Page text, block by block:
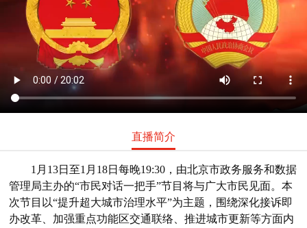
直播简介
1月13日至1月18日每晚19:30，由北京市政务服务和数据
管理局主办的“市民对话一把手”节目将与广大市民见面。本
次节目以“提升超大城市治理水平”为主题，围绕深化接诉即
办改革、加强重点功能区交通联络、推进城市更新等方面内